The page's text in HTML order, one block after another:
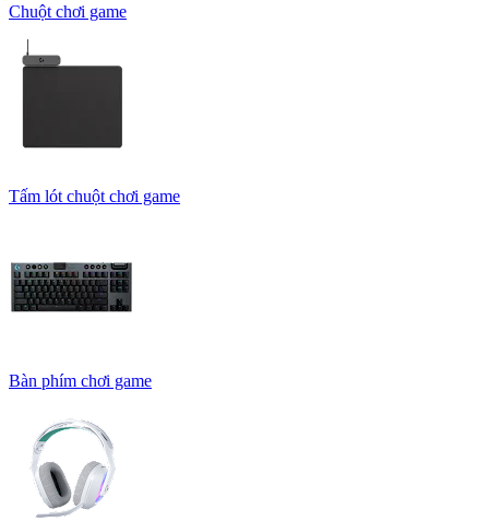
Chuột chơi game
Tấm lót chuột chơi game
Bàn phím chơi game